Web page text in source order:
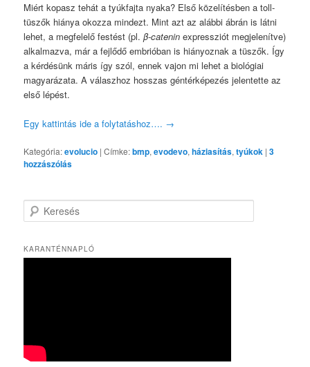
Miért kopasz tehát a tyúkfajta nyaka? Első közelítésben a toll-
tüszők hiánya okozza mindezt. Mint azt az alábbi ábrán is látni
lehet, a megfelelő festést (pl.β-catenin expressziót megjelenítve)
alkalmazva, már a fejlődő embrióban is hiányoznak a tüszők. Így
a kérdésünk máris így szól, ennek vajon mi lehet a biológiai
magyarázata. A válaszhoz hosszas géntérképezés jelentette az
első lépést.
Egy kattintás ide a folytatáshoz…. →
Kategória:evolucio |Címke:bmp,evodevo,háziasítás,tyúkok |3
hozzászólás
e
e
s
KARANTÉNNAPLÓ